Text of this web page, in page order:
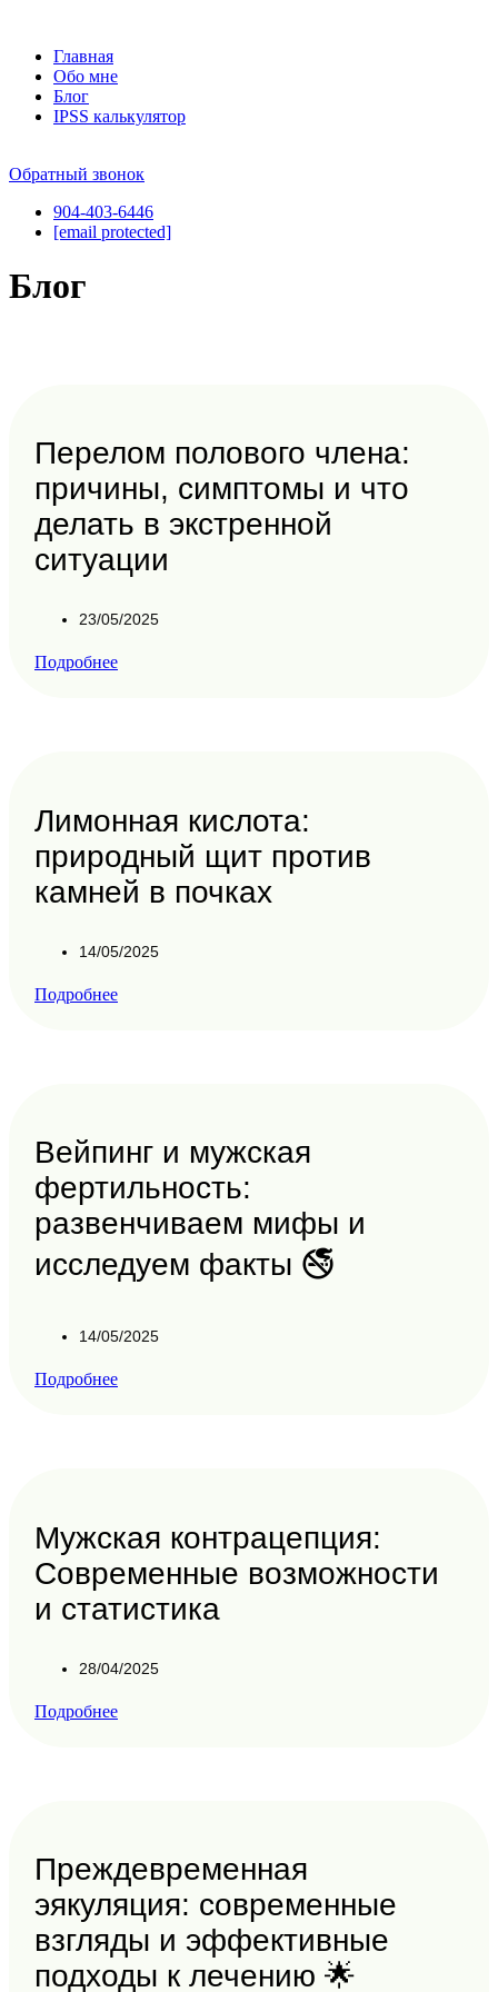
contentГлавная
Обо мне
Блог
IPSS калькулятор
Обратный звонок
904-403-6446
[email protected]
Блог
Перелом полового члена:
причины, симптомы и что
делать в экстренной
ситуации
23/05/2025
Подробнее
Лимонная кислота:
природный щит против
камней в почках
14/05/2025
Подробнее
Вейпинг и мужская
фертильность:
развенчиваем мифы и
исследуем факты 🚭
14/05/2025
Подробнее
Мужская контрацепция:
Современные возможности
и статистика
28/04/2025
Подробнее
Преждевременная
эякуляция: современные
взгляды и эффективные
подходы к лечению 🌟